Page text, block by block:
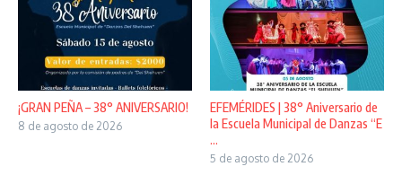
¡GRAN PEÑA – 38° ANIVERSARIO!
8 de agosto de 2026
EFEMÉRIDES | 38° Aniversario de
la Escuela Municipal de Danzas “E
...
5 de agosto de 2026